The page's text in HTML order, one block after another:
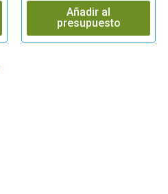
Añadir al
presupuesto